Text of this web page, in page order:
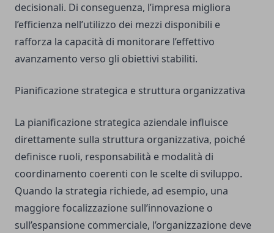
decisionali. Di conseguenza, l’impresa migliora
l’efficienza nell’utilizzo dei mezzi disponibili e
rafforza la capacità di monitorare l’effettivo
avanzamento verso gli obiettivi stabiliti.
Pianificazione strategica e struttura organizzativa
La pianificazione strategica aziendale influisce
direttamente sulla struttura organizzativa, poiché
definisce ruoli, responsabilità e modalità di
coordinamento coerenti con le scelte di sviluppo.
Quando la strategia richiede, ad esempio, una
maggiore focalizzazione sull’innovazione o
sull’espansione commerciale, l’organizzazione deve